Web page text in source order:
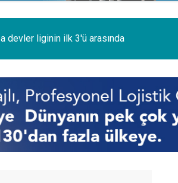
1.199.000 TL’den başlayan fiyatlarla